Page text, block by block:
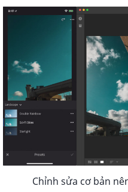
Chỉnh sửa cơ bản